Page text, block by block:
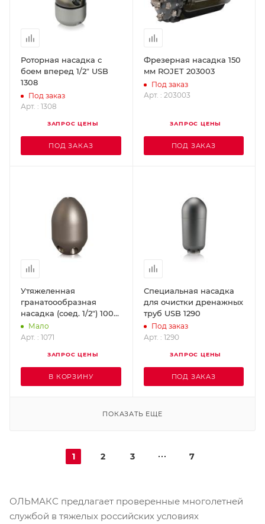
Роторная насадка с
боем вперед 1/2" USB
1308
Под заказ
Арт. : 1308
ЗАПРОС ЦЕНЫ
ПОД ЗАКАЗ
Фрезерная насадка 150
мм ROJET 203003
Под заказ
Арт. : 203003
ЗАПРОС ЦЕНЫ
ПОД ЗАКАЗ
Утяжеленная
гранатоообразная
насадка (соед. 1/2") 100
л/мин 200 бар 80 м USB
1071
Мало
Арт. : 1071
ЗАПРОС ЦЕНЫ
В КОРЗИНУ
Специальная насадка
для очистки дренажных
труб USB 1290
Под заказ
Арт. : 1290
ЗАПРОС ЦЕНЫ
ПОД ЗАКАЗ
ПОКАЗАТЬ ЕЩЕ
1 2 3 7
ОЛЬМАКС предлагает проверенные многолетней
службой в тяжелых российских условиях